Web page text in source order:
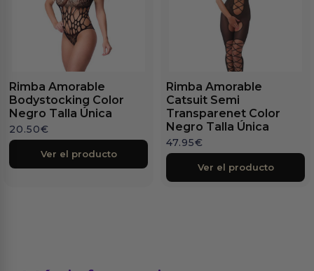
Rimba Amorable
Bodystocking Color
Negro Talla Única
20.50€
Ver el producto
Rimba Amorable
Catsuit Semi
Transparenet Color
Negro Talla Única
47.95€
Ver el producto